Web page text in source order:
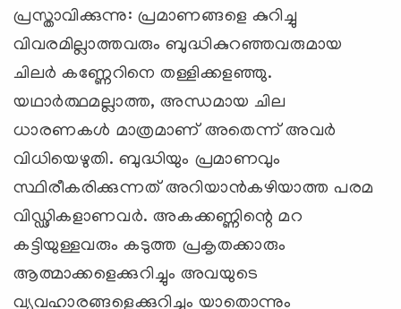
പ്രസ്താവിക്കുന്നു: പ്രമാണങ്ങളെ കുറിച്ചു
വിവരമില്ലാത്തവരും ബുദ്ധികുറഞ്ഞവരുമായ
ചിലര്‍ കണ്ണേറിനെ തള്ളിക്കളഞ്ഞു.
യഥാര്‍ത്ഥമല്ലാത്ത, അന്ധമായ ചില
ധാരണകള്‍ മാത്രമാണ് അതെന്ന് അവര്‍
വിധിയെഴുതി. ബുദ്ധിയും പ്രമാണവും
സ്ഥിരീകരിക്കുന്നത് അറിയാന്‍കഴിയാത്ത പരമ
വിഡ്ഢികളാണവര്‍. അകക്കണ്ണിന്റെ മറ
കട്ടിയുള്ളവരും കടുത്ത പ്രകൃതക്കാരും
ആത്മാക്കളെക്കുറിച്ചും അവയുടെ
വ്യവഹാരങ്ങളെക്കുറിച്ചും യാതൊന്നും